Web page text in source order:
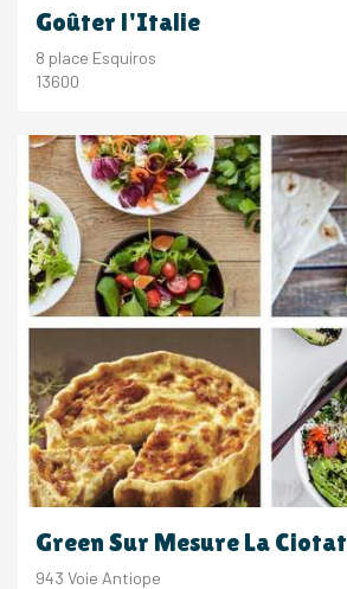
Goûter l'Italie
8 place Esquiros
13600
Green Sur Mesure La Ciotat
943 Voie Antiope